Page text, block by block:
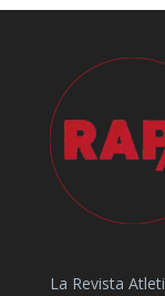
La Revista